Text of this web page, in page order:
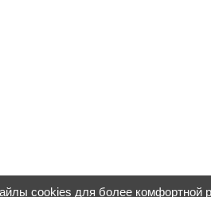
cookies для более комфортной